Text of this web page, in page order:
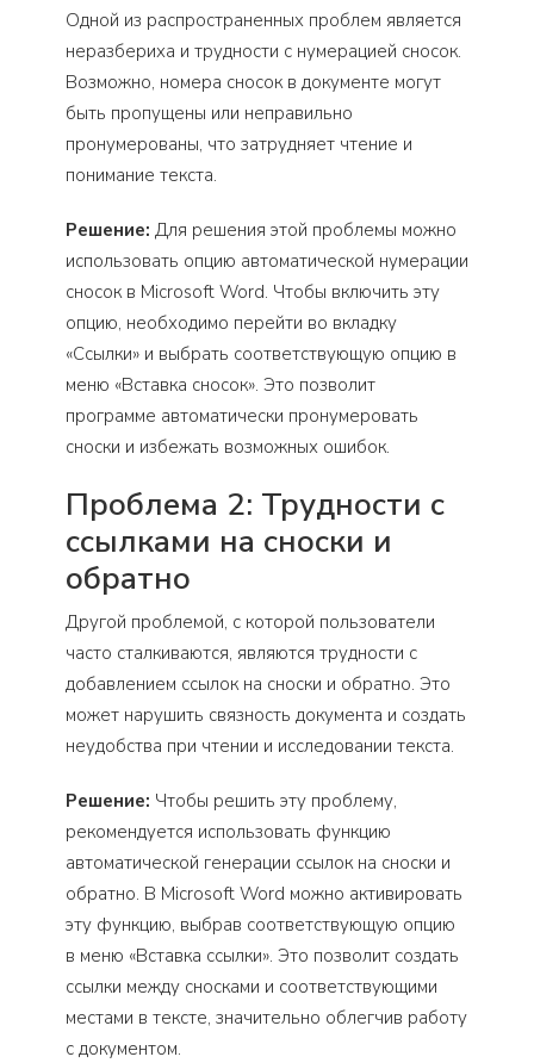
Одной из распространенных проблем является
неразбериха и трудности с нумерацией сносок.
Возможно, номера сносок в документе могут
быть пропущены или неправильно
пронумерованы, что затрудняет чтение и
понимание текста.
Решение: Для решения этой проблемы можно
использовать опцию автоматической нумерации
сносок в Microsoft Word. Чтобы включить эту
опцию, необходимо перейти во вкладку
«Ссылки» и выбрать соответствующую опцию в
меню «Вставка сносок». Это позволит
программе автоматически пронумеровать
сноски и избежать возможных ошибок.
Проблема 2: Трудности с
ссылками на сноски и
обратно
Другой проблемой, с которой пользователи
часто сталкиваются, являются трудности с
добавлением ссылок на сноски и обратно. Это
может нарушить связность документа и создать
неудобства при чтении и исследовании текста.
Решение: Чтобы решить эту проблему,
рекомендуется использовать функцию
автоматической генерации ссылок на сноски и
обратно. В Microsoft Word можно активировать
эту функцию, выбрав соответствующую опцию
в меню «Вставка ссылки». Это позволит создать
ссылки между сносками и соответствующими
местами в тексте, значительно облегчив работу
с документом.